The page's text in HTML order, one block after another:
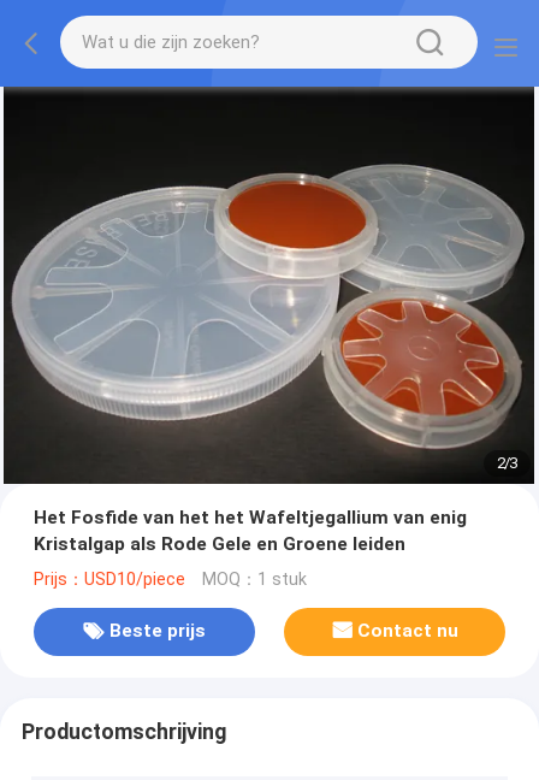
2/3
Het Fosfide van het het Wafeltjegallium van enig
Kristalgap als Rode Gele en Groene leiden
Prijs：USD10/piece MOQ：1 stuk
Beste prijs Contact nu
Productomschrijving